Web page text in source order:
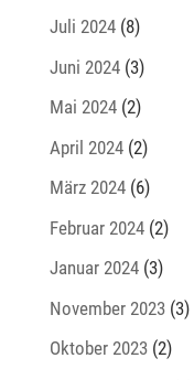
Juli 2024(8)
Juni 2024(3)
Mai 2024(2)
April 2024(2)
März 2024(6)
Februar 2024(2)
Januar 2024(3)
November 2023(3)
Oktober 2023(2)